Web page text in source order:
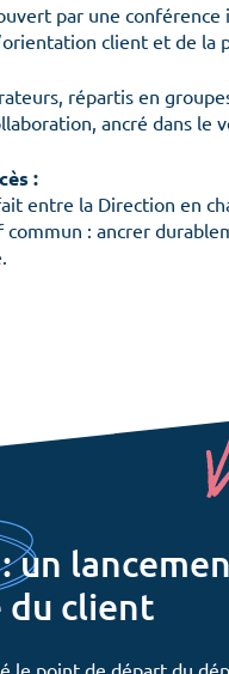
ouvert par une
client et de la
répartis en
ancré dans le
:
entre la Direction en
commun : ancrer
un
du client